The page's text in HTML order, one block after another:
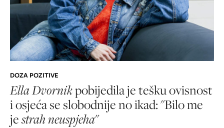
DOZA POZITIVE
Ella Dvornikpobijedila je tešku ovisnost
i osjeća se slobodnije no ikad: "Bilo me
jestrah neuspjeha"